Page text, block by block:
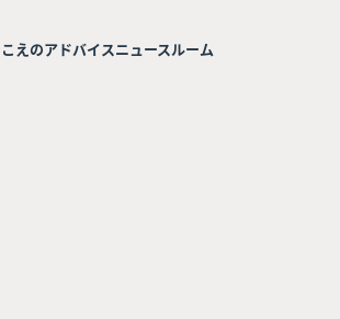
えのアドバイスニュースルーム